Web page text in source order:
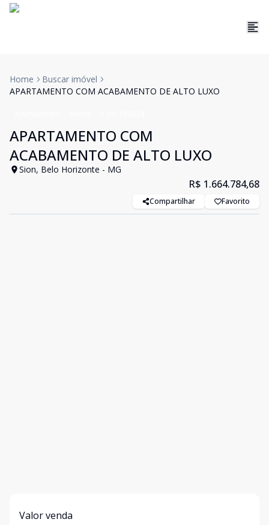
Home
Buscar imóvel
APARTAMENTO COM ACABAMENTO DE ALTO LUXO
APARTAMENTO COM
ACABAMENTO DE ALTO LUXO
Sion, Belo Horizonte - MG
R$ 1.664.784,68
Compartilhar Favorito
Valor venda